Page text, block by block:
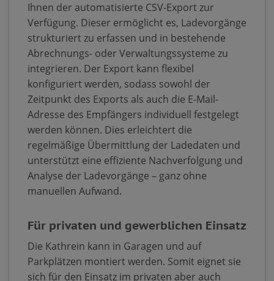
Ihnen der automatisierte CSV-Export zur
Verfügung. Dieser ermöglicht es, Ladevorgänge
strukturiert zu erfassen und in bestehende
Abrechnungs- oder Verwaltungssysteme zu
integrieren. Der Export kann flexibel
konfiguriert werden, sodass sowohl der
Zeitpunkt des Exports als auch die E-Mail-
Adresse des Empfängers individuell festgelegt
werden können. Dies erleichtert die
regelmäßige Übermittlung der Ladedaten und
unterstützt eine effiziente Nachverfolgung und
Analyse der Ladevorgänge – ganz ohne
manuellen Aufwand.
Für privaten und gewerblichen Einsatz
Die Kathrein kann in Garagen und auf
Parkplätzen montiert werden. Somit eignet sie
sich für den Einsatz im privaten aber auch